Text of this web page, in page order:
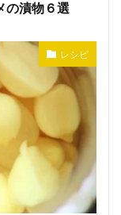
の漬物６選
レシピ